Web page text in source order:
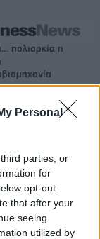
Personal
parties, or
for
opt-out
that after your
seeing
utilized by
πολιορκία η
Αστέρα ο
(pic)